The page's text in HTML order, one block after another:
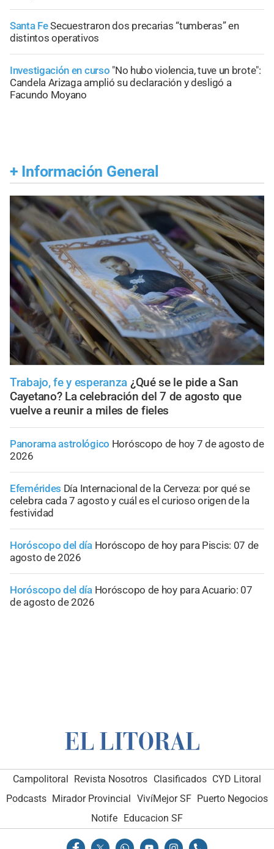
Santa FeSecuestraron dos precarias “tumberas” en
distintos operativos
Investigación en curso "No hubo violencia, tuve un brote":
Candela Arizaga amplió su declaración y desligó a
Facundo Moyano
+ Información General
Trabajo, fe y esperanza ¿Qué se le pide a San
Cayetano? La celebración del 7 de agosto que
vuelve a reunir a miles de fieles
Panorama astrológico Horóscopo de hoy 7 de agosto de
2026
Efemérides Día Internacional de la Cerveza: por qué se
celebra cada 7 agosto y cuál es el curioso origen de la
festividad
Horóscopo del día Horóscopo de hoy para Piscis: 07 de
agosto de 2026
Horóscopo del día Horóscopo de hoy para Acuario: 07
de agosto de 2026
Campolitoral Revista Nosotros Clasificados CYD Litoral
Podcasts Mirador Provincial VivíMejor SF Puerto Negocios
Notife
Educacion SF